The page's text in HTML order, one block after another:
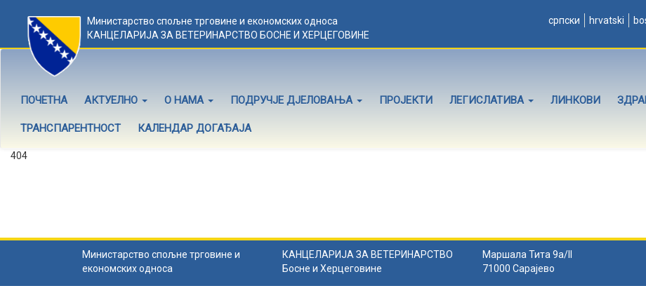
Министарство спољне трговине и економских односа
КАНЦЕЛАРИЈА ЗА ВЕТЕРИНАРСТВО БОСНЕ И ХЕРЦЕГОВИНЕ
српски hrvatski
ПОЧЕТНА АКТУЕЛНО О НАМА ПОДРУЧЈЕ ДЈЕЛОВАЊА ПРОЈЕКТИ ЛЕГИСЛАТИВА ЛИНКОВИ
ТРАНСПАРЕНТНОСТ КАЛЕНДАР ДОГАЂАЈА
404
Министарство спољне трговине и
економских односа
КАНЦЕЛАРИЈА ЗА ВЕТЕРИНАРСТВО
Босне и Херцеговине
Маршала Тита 9а/II
71000 Сарајево